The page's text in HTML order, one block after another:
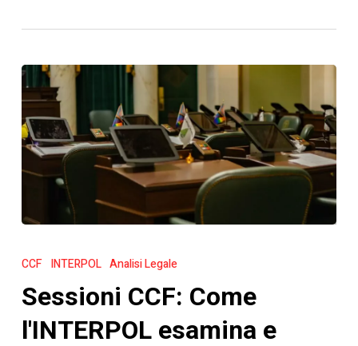
CCF:
l'INTERPOL
esamina
CCF INTERPOL Analisi Legale
Sessioni CCF: Come
l'INTERPOL esamina e